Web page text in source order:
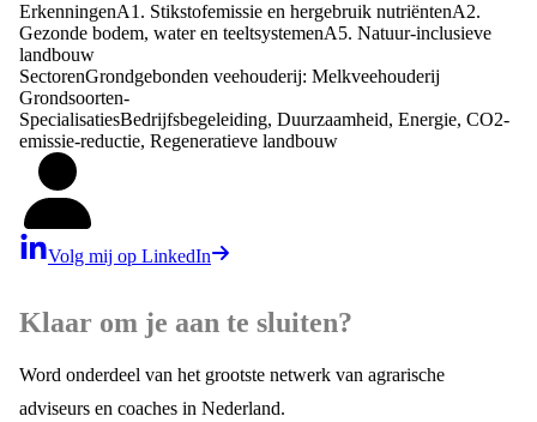
ErkenningenA1. Stikstofemissie en hergebruik nutriëntenA2.
Gezonde bodem, water en teeltsystemenA5. Natuur-inclusieve
landbouw
SectorenGrondgebonden veehouderij: Melkveehouderij
Grondsoorten-
SpecialisatiesBedrijfsbegeleiding, Duurzaamheid, Energie, CO2-
emissie-reductie, Regeneratieve landbouw
Volg mij op LinkedIn
Klaar om je aan te sluiten?
Word onderdeel van het grootste netwerk van agrarische
adviseurs en coaches in Nederland.